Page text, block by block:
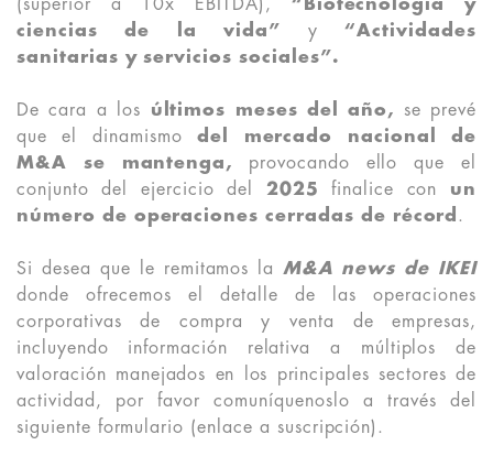
(superior a 10x EBITDA), “Biotecnología y
ciencias de la vida” y “Actividades
sanitarias y servicios sociales”.
De cara a los últimos meses del año, se prevé
que el dinamismo del mercado nacional de
M&A se mantenga, provocando ello que el
conjunto del ejercicio del 2025 finalice con un
número de operaciones cerradas de récord .
Si desea que le remitamos la M&A news de IKEI
donde ofrecemos el detalle de las operaciones
corporativas de compra y venta de empresas,
incluyendo información relativa a múltiplos de
valoración manejados en los principales sectores de
actividad, por favor comuníquenoslo a través del
siguiente formulario (enlace a suscripción).